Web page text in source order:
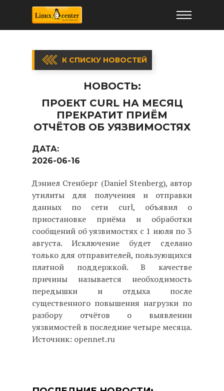
К СПИСКУ НОВОСТЕЙ
НОВОСТЬ:
ПРОЕКТ CURL НА МЕСЯЦ
ПРЕКРАТИТ ПРИЁМ
ОТЧЁТОВ ОБ УЯЗВИМОСТЯХ
ДАТА:
2026-06-16
Дэниел Cтенберг (Daniel Stenberg), автор
утилиты для получения и отправки
данных по сети curl, объявил о
приостановке приёма и обработки
сообщений об уязвимостях с 1 июля по 3
августа. Исключение будет сделано
только для отправителей, пользующихся
платной поддержкой. В качестве
причины называется необходимость
передышки и отдыха после
существенного повышения нагрузки по
разбору отчётов о выявлении
уязвимостей в последние четыре месяца.
Источник: opennet.ru